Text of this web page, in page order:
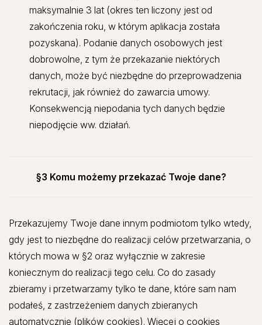
maksymalnie 3 lat (okres ten liczony jest od
zakończenia roku, w którym aplikacja została
pozyskana). Podanie danych osobowych jest
dobrowolne, z tym że przekazanie niektórych
danych, może być niezbędne do przeprowadzenia
rekrutacji, jak również do zawarcia umowy.
Konsekwencją niepodania tych danych będzie
niepodjęcie ww. działań.
§3 Komu możemy przekazać Twoje dane?
Przekazujemy Twoje dane innym podmiotom tylko wtedy,
gdy jest to niezbędne do realizacji celów przetwarzania, o
których mowa w §2 oraz wyłącznie w zakresie
koniecznym do realizacji tego celu. Co do zasady
zbieramy i przetwarzamy tylko te dane, które sam nam
podałeś, z zastrzeżeniem danych zbieranych
automatycznie (plików cookies). Więcej o cookies